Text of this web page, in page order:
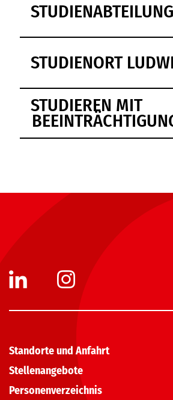
STUDIENABTEILUNG
STUDIENORT
STUDIEREN MIT
Standorte und Anfahrt
Stellenangebote
Personenverzeichnis